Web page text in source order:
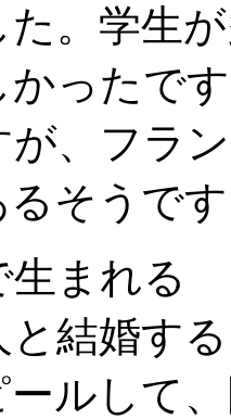
た。学生
ったで
、フラ
そうで
生まれる
結婚する
ールして